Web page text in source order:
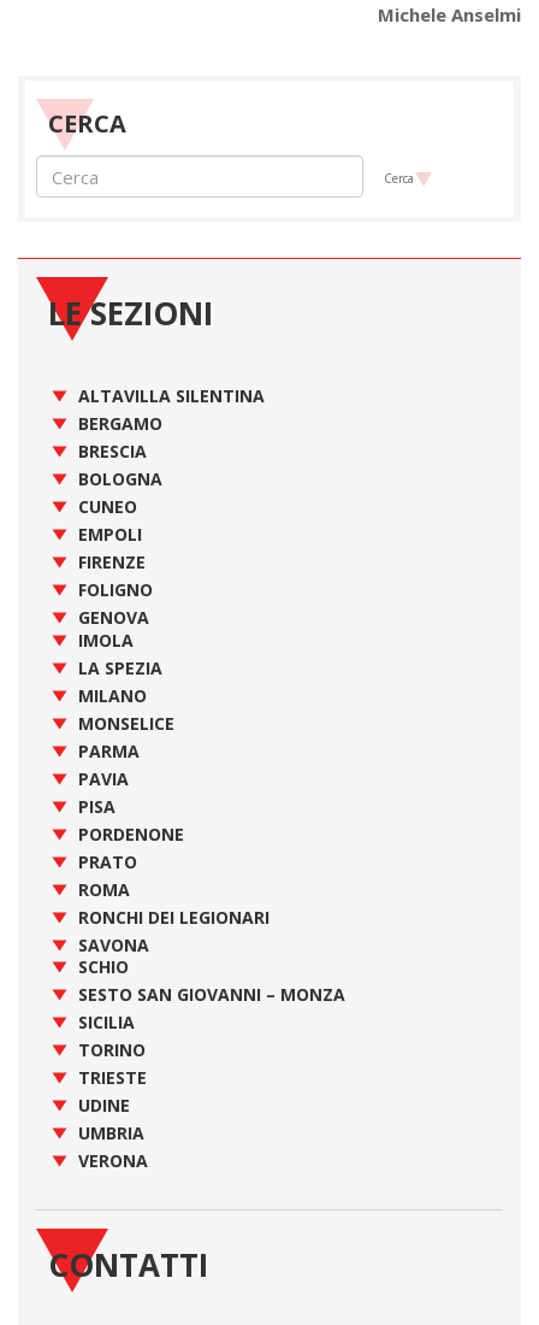
Michele Anselmi
CERCA
Cerca
LE SEZIONI
ALTAVILLA SILENTINA
BERGAMO
BRESCIA
BOLOGNA
CUNEO
EMPOLI
FIRENZE
FOLIGNO
GENOVA
IMOLA
LA SPEZIA
MILANO
MONSELICE
PARMA
PAVIA
PISA
PORDENONE
PRATO
ROMA
RONCHI DEI LEGIONARI
SAVONA
SCHIO
SESTO SAN GIOVANNI – MONZA
SICILIA
TORINO
TRIESTE
UDINE
UMBRIA
VERONA
CONTATTI